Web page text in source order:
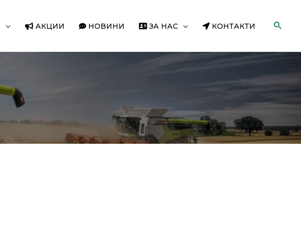
АКЦИИ НОВИНИ ЗА НАС КОНТАКТИ